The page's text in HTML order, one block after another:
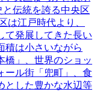
伝統を誇る中央区
は江戸時代より、
て発展してきた長い
積は小さいながら
橋」、世界のショッ
ール街「兜町」、食
とした豊かな水辺等